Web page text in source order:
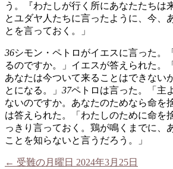
う。『わたしが行く所にあなたたちは
とユダヤ人たちに言ったように、今、
とを言っておく。」
36シモン・ペトロがイエスに言った。
るのですか。」イエスが答えられた。
あなたは今ついて来ることはできない
とになる。」 37ペトロは言った。「主
ないのですか。あなたのためなら命を
は答えられた。「わたしのために命を
っきり言っておく。鶏が鳴くまでに、
ことを知らないと言うだろう。」
← 受難の月曜日 2024年3月25日